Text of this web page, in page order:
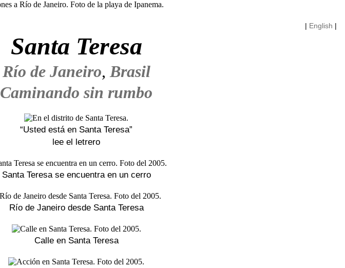
| English |
Santa Teresa
Río de Janeiro, Brasil
Caminando sin rumbo
“Usted está en Santa Teresa”
lee el letrero
Santa Teresa se encuentra en un cerro
Río de Janeiro desde Santa Teresa
Calle en Santa Teresa